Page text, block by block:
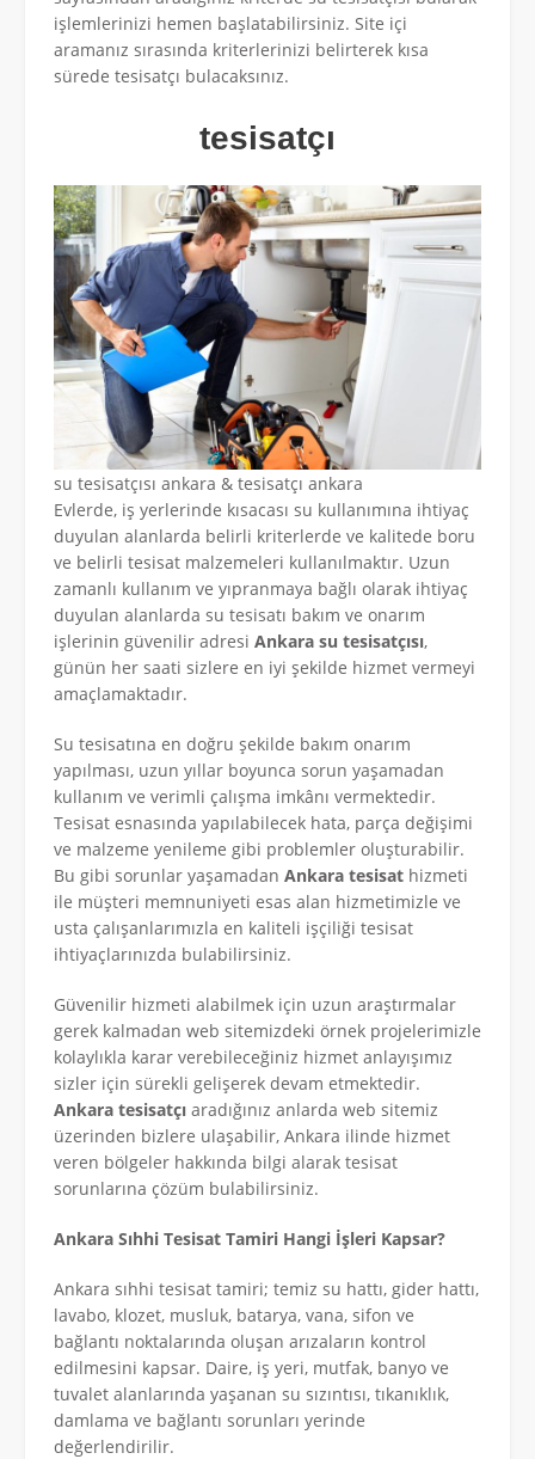
işlemlerinizi hemen başlatabilirsiniz. Site içi
aramanız sırasında kriterlerinizi belirterek kısa
sürede tesisatçı bulacaksınız.
tesisatçı
su tesisatçısı ankara & tesisatçı ankara
Evlerde, iş yerlerinde kısacası su kullanımına ihtiyaç
duyulan alanlarda belirli kriterlerde ve kalitede boru
ve belirli tesisat malzemeleri kullanılmaktır. Uzun
zamanlı kullanım ve yıpranmaya bağlı olarak ihtiyaç
duyulan alanlarda su tesisatı bakım ve onarım
işlerinin güvenilir adresi Ankara su tesisatçısı,
günün her saati sizlere en iyi şekilde hizmet vermeyi
amaçlamaktadır.
Su tesisatına en doğru şekilde bakım onarım
yapılması, uzun yıllar boyunca sorun yaşamadan
kullanım ve verimli çalışma imkânı vermektedir.
Tesisat esnasında yapılabilecek hata, parça değişimi
ve malzeme yenileme gibi problemler oluşturabilir.
Bu gibi sorunlar yaşamadan Ankara tesisat hizmeti
ile müşteri memnuniyeti esas alan hizmetimizle ve
usta çalışanlarımızla en kaliteli işçiliği tesisat
ihtiyaçlarınızda bulabilirsiniz.
Güvenilir hizmeti alabilmek için uzun araştırmalar
gerek kalmadan web sitemizdeki örnek projelerimizle
kolaylıkla karar verebileceğiniz hizmet anlayışımız
sizler için sürekli gelişerek devam etmektedir.
Ankara tesisatçı aradığınız anlarda web sitemiz
üzerinden bizlere ulaşabilir, Ankara ilinde hizmet
veren bölgeler hakkında bilgi alarak tesisat
sorunlarına çözüm bulabilirsiniz.
Ankara Sıhhi Tesisat Tamiri Hangi İşleri Kapsar?
Ankara sıhhi tesisat tamiri; temiz su hattı, gider hattı,
lavabo, klozet, musluk, batarya, vana, sifon ve
bağlantı noktalarında oluşan arızaların kontrol
edilmesini kapsar. Daire, iş yeri, mutfak, banyo ve
tuvalet alanlarında yaşanan su sızıntısı, tıkanıklık,
damlama ve bağlantı sorunları yerinde
değerlendirilir.